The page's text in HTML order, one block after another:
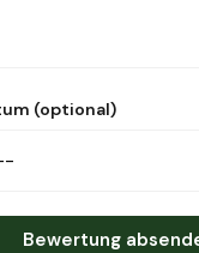
(optional)
Bewertung